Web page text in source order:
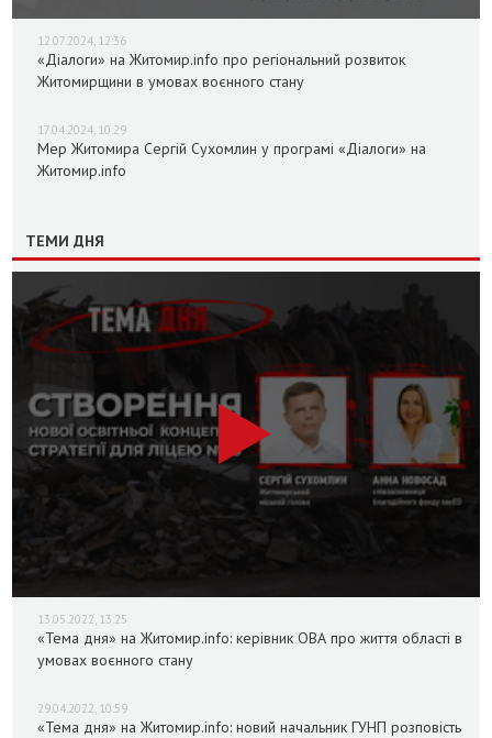
12.07.2024, 12:36
«Діалоги» на Житомир.info про регіональний розвиток
Житомирщини в умовах воєнного стану
17.04.2024, 10:29
Мер Житомира Сергій Сухомлин у програмі «Діалоги» на
Житомир.info
ТЕМИ ДНЯ
13.05.2022, 13:25
«Тема дня» на Житомир.info: керівник ОВА про життя області в
умовах воєнного стану
29.04.2022, 10:59
«Тема дня» на Житомир.info: новий начальник ГУНП розповість